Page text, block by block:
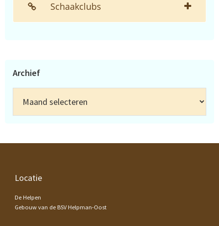
Schaakclubs
Archief
Footer
Locatie
De Helpen
Gebouw van de BSV Helpman-Oost